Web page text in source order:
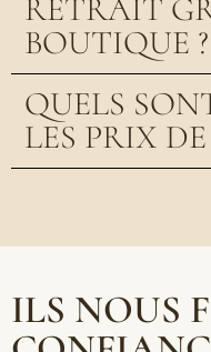
RETRAIT
BOUTIQUE ?
QUELS
LES PRIX
ILS NOUS